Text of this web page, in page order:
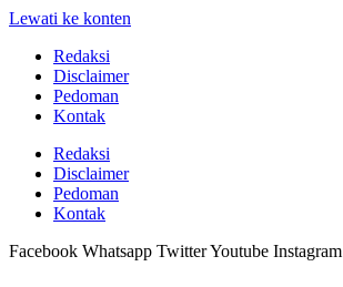
Lewati ke konten
Redaksi
Disclaimer
Pedoman
Kontak
Redaksi
Disclaimer
Pedoman
Kontak
Facebook Whatsapp TwitterYoutube Instagram